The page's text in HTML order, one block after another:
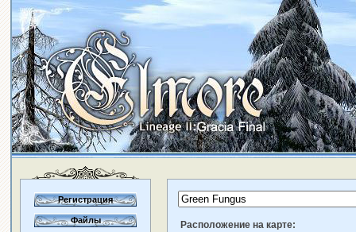
Регистрация
Файлы Расположение на карте: